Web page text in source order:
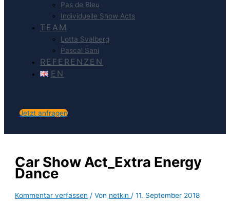
Pas de Bleu
Individuelle Show Acts
TEAM
Lotta Svalberg
Pascal Sani
REFERENZEN
EN
Jetzt anfragen
Car Show Act_Extra Energy
Dance
Kommentar verfassen / Von netkin /11. September 2018